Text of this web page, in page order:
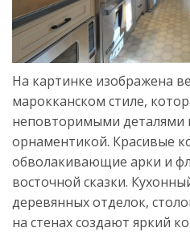
На картинке изображена
марокканском стиле,
неповторимыми деталями
орнаментикой. Красивые
обволакивающие арки и
восточной сказки.
деревянных отделок,
на стенах создают яркий